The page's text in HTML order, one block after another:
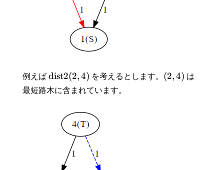
例えば dist2(2,4) を考えるとします。 (2,4) は
最短路木に含まれています。